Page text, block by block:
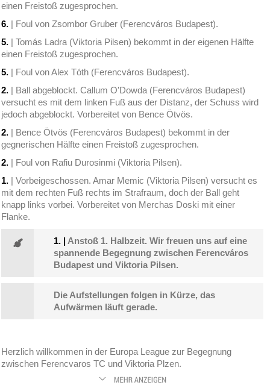
einen Freistoß zugesprochen.
6. | Foul von Zsombor Gruber (Ferencváros Budapest).
5. | Tomás Ladra (Viktoria Pilsen) bekommt in der eigenen Hälfte
einen Freistoß zugesprochen.
5. | Foul von Alex Tóth (Ferencváros Budapest).
2. | Ball abgeblockt. Callum O'Dowda (Ferencváros Budapest)
versucht es mit dem linken Fuß aus der Distanz, der Schuss wird
jedoch abgeblockt. Vorbereitet von Bence Ötvös.
2. | Bence Ötvös (Ferencváros Budapest) bekommt in der
gegnerischen Hälfte einen Freistoß zugesprochen.
2. | Foul von Rafiu Durosinmi (Viktoria Pilsen).
1. | Vorbeigeschossen. Amar Memic (Viktoria Pilsen) versucht es
mit dem rechten Fuß rechts im Strafraum, doch der Ball geht
knapp links vorbei. Vorbereitet von Merchas Doski mit einer
Flanke.
1. | Anstoß 1. Halbzeit. Wir freuen uns auf eine
spannende Begegnung zwischen Ferencváros
Budapest und Viktoria Pilsen.
Die Aufstellungen folgen in Kürze, das
Aufwärmen läuft gerade.
Herzlich willkommen in der Europa League zur Begegnung
zwischen Ferencvaros TC und Viktoria Plzen.